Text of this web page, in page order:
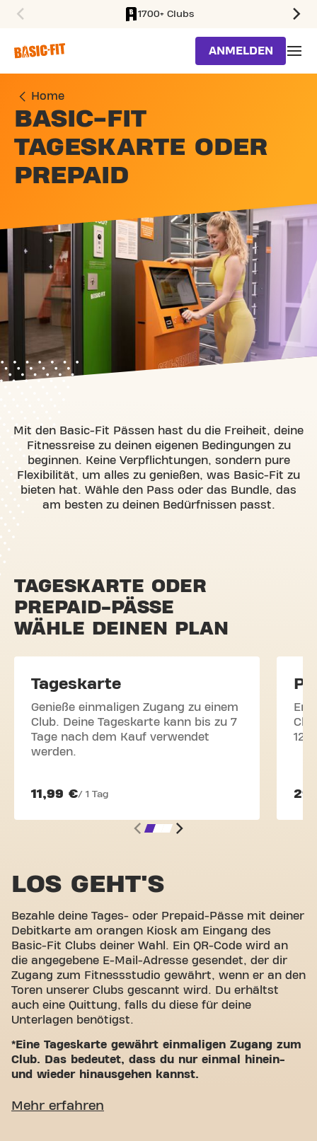
1700+ Clubs
ANMELDEN
Home
BASIC-FIT
TAGESKARTE ODER
PREPAID
Mit den Basic-Fit Pässen hast du die Freiheit, deine
Fitnessreise zu deinen eigenen Bedingungen zu
beginnen. Keine Verpflichtungen, sondern pure
Flexibilität, um alles zu genießen, was Basic-Fit zu
bieten hat. Wähle den Pass oder das Bundle, das
am besten zu deinen Bedürfnissen passt.
TAGESKARTE ODER
PREPAID-PÄSSE
WÄHLE DEINEN PLAN
Tageskarte
Genieße einmaligen Zugang zu einem
Club. Deine Tageskarte kann bis zu 7
Tage nach dem Kauf verwendet
werden.
11,99 €/ 1 Tag
12
LOS GEHT'S
Bezahle deine Tages- oder Prepaid-Pässe mit deiner
Debitkarte am orangen Kiosk am Eingang des
Basic-Fit Clubs deiner Wahl. Ein QR-Code wird an
die angegebene E-Mail-Adresse gesendet, der dir
Zugang zum Fitnessstudio gewährt, wenn er an den
Toren unserer Clubs gescannt wird. Du erhältst
auch eine Quittung, falls du diese für deine
Unterlagen benötigst.
*Eine Tageskarte gewährt einmaligen Zugang zum
Club. Das bedeutet, dass du nur einmal hinein-
und wieder hinausgehen kannst.